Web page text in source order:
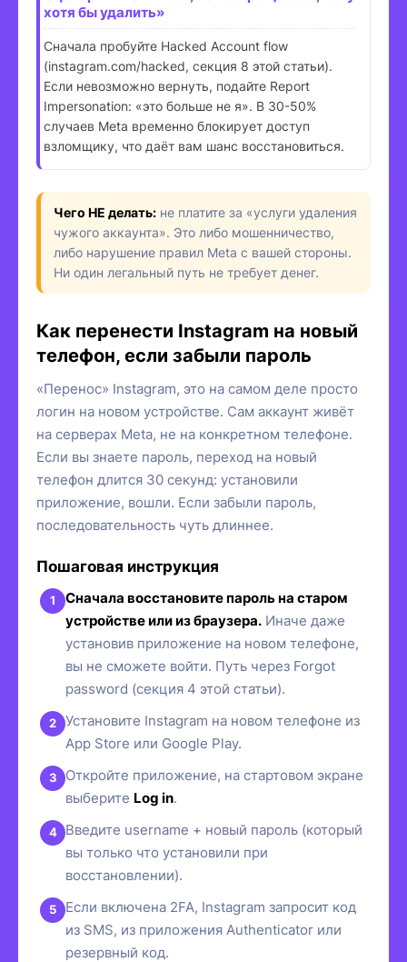
хотя бы удалить»
Сначала пробуйте Hacked Account flow
(instagram.com/hacked, секция 8 этой статьи).
Если невозможно вернуть, подайте Report
Impersonation: «это больше не я». В 30-50%
случаев Meta временно блокирует доступ
взломщику, что даёт вам шанс восстановиться.
Чего НЕ делать: не платите за «услуги удаления
чужого аккаунта». Это либо мошенничество,
либо нарушение правил Meta с вашей стороны.
Ни один легальный путь не требует денег.
Как перенести Instagram на новый
телефон, если забыли пароль
«Перенос» Instagram, это на самом деле просто
логин на новом устройстве. Сам аккаунт живёт
на серверах Meta, не на конкретном телефоне.
Если вы знаете пароль, переход на новый
телефон длится 30 секунд: установили
приложение, вошли. Если забыли пароль,
последовательность чуть длиннее.
Пошаговая инструкция
Сначала восстановите пароль на старом
устройстве или из браузера. Иначе даже
установив приложение на новом телефоне,
вы не сможете войти. Путь через Forgot
password (секция 4 этой статьи).
Установите Instagram на новом телефоне из
App Store или Google Play.
Откройте приложение, на стартовом экране
выберите Log in.
Введите username + новый пароль (который
вы только что установили при
восстановлении).
Если включена 2FA, Instagram запросит код
из SMS, из приложения Authenticator или
резервный код.